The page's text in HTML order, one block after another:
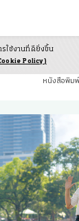
หนังสือพิมพ์
รใช้งานที่ดียิ่งขึ้น
Policy)